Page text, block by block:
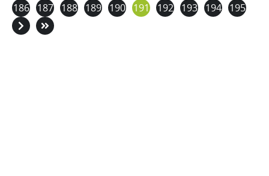
186 187 188 189 190 191 192 193 194 195